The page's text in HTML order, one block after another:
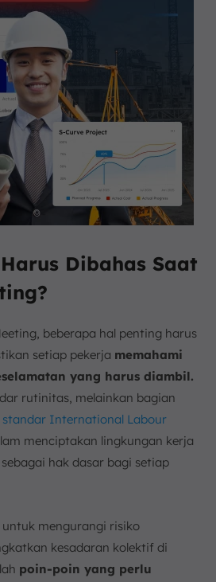
Dibahas Saat
beberapa hal penting harus
setiap pekerja memahami
yang harus diambil.
rutinitas, melainkan bagian
standar International Labour
menciptakan lingkungan kerja
hak dasar bagi setiap
mengurangi risiko
kesadaran kolektif di
poin-poin yang perlu